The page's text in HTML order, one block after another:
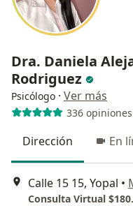
Dra. Daniela
Rodriguez
Psicólogo · Ver más
336 opiniones
Dirección En
Calle 15 15, Yopal •
Consulta Virtual